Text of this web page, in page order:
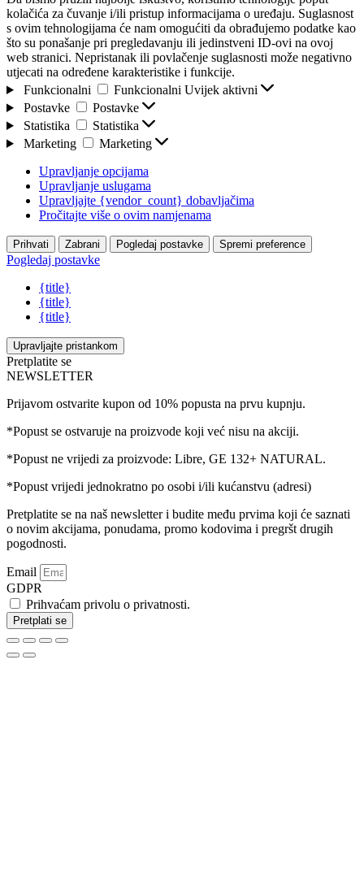
kolačića za čuvanje i/ili pristup informacijama o uređaju. Suglasnost
s ovim tehnologijama će nam omogućiti da obrađujemo podatke kao
što su ponašanje pri pregledavanju ili jedinstveni ID-ovi na ovoj
web stranici. Nepristanak ili povlačenje suglasnosti može negativno
utjecati na određene karakteristike i funkcije.
Funkcionalni
Funkcionalni Uvijek aktivni
Postavke
Postavke
Statistika
Statistika
Marketing
Marketing
Upravljanje opcijama
Upravljanje uslugama
Upravljajte {vendor_count} dobavljačima
Pročitajte više o ovim namjenama
Prihvati Zabrani Pogledaj postavke Spremi preference
Pogledaj postavke
{title}
{title}
{title}
Upravljajte pristankom
Pretplatite se
NEWSLETTER
Prijavom ostvarite kupon od 10% popusta na prvu kupnju.
*Popust se ostvaruje na proizvode koji već nisu na akciji.
*Popust ne vrijedi za proizvode: Libre, GE 132+ NATURAL.
*Popust vrijedi jednokratno po osobi i/ili kućanstvu (adresi)
Pretplatite se na naš newsletter i budite među prvima koji će saznati
o novim akcijama, ponudama, promo kodovima i pregršt drugih
pogodnosti.
Email
GDPR
Prihvaćam privolu o privatnosti.
Pretplati se